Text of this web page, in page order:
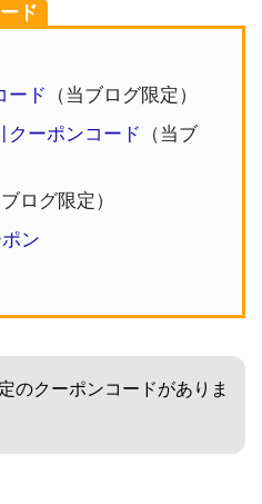
ド
ード （当ブログ限定）
クーポンコード （当ブ
ブログ限定）
ン
のクーポンコードがありま